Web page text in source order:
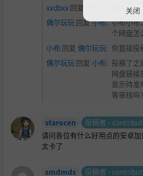
xxdbxx回复
谢谢口牙！
偶尔玩玩回复小布: 小布小布
个网盘怎
小布 回复 偶尔玩玩: 你直接投
偶尔玩玩回复 小布: 投稿了之
网盘链接
显示待发
等审核吗
starocen 投稿者 -
请问各位有什么好用点的安卓
太卡了
smdmds 投稿者 -
关闭